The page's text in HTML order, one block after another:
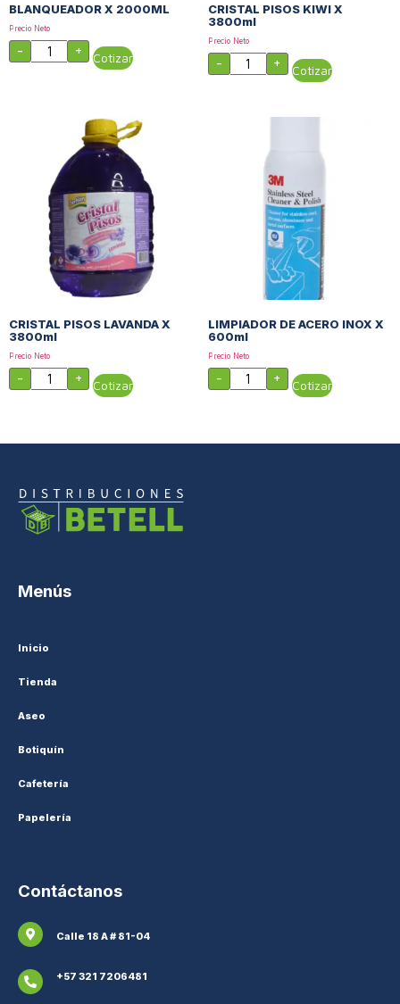
BLANQUEADOR X 2000ML
Precio Neto
- + Cotizar
CRISTAL PISOS KIWI X
3800ml
Precio Neto
- + Cotizar
CRISTAL PISOS LAVANDA X
3800ml
Precio Neto
- + Cotizar
LIMPIADOR DE ACERO INOX X
600ml
Precio Neto
- + Cotizar
Menús
Inicio
Tienda
Aseo
Botiquín
Cafetería
Papelería
Contáctanos
Calle 18 A # 81-04
+57 321 7206481